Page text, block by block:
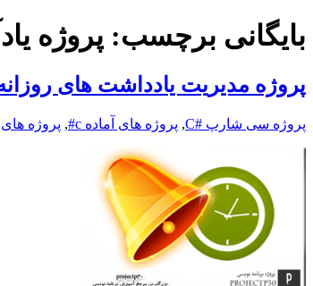
بایگانی برچسب: پروژه
پروژه مديريت يادداشت های
پروژه سی شارپ #C , پروژه های آماده c# , پروژه